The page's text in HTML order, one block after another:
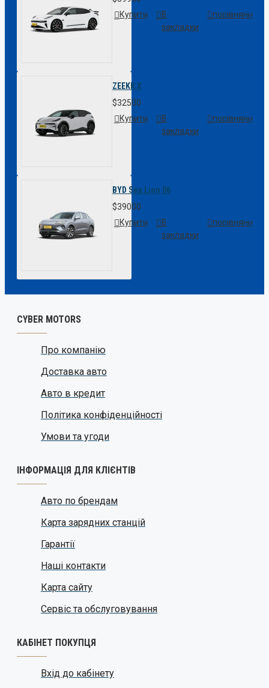
Купити
В
закладки
порівняння
ZEEKR X
$32500
Купити
В
закладки
порівняння
BYD Sea Lion 06
$39000
Купити
В
закладки
порівняння
CYBER MOTORS
Про компанію
Доставка авто
Авто в кредит
Політика конфіденційності
Умови та угоди
ІНФОРМАЦІЯ ДЛЯ КЛІЄНТІВ
Авто по брендам
Карта зарядних станцій
Гарантії
Наші контакти
Карта сайту
Сервіс та обслуговування
КАБІНЕТ ПОКУПЦЯ
Вхід до кабінету